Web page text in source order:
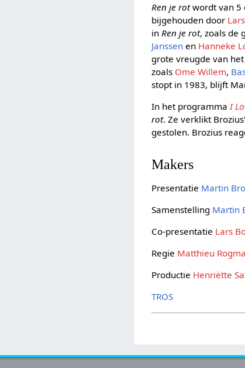
Ren je rotwordt van 5
bijgehouden door
in Ren je rot, zoals de
Janssen en Hanneke
grote vreugde van
zoals Ome Willem,
stopt in 1983, blijft
In het programma I
rot. Ze verklikt
gestolen. Brozius
Makers
Presentatie Martin
Samenstelling Martin
Co-presentatie Lars
Regie Matthieu
Productie Henriëtte
TROS